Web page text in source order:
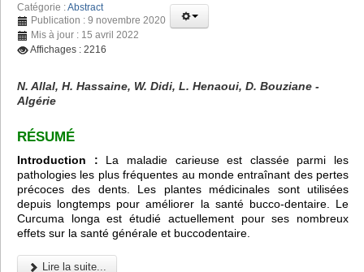
Catégorie :Abstract
Publication : 9 novembre 2020
Mis à jour : 15 avril 2022
Affichages : 2216
N. Allal, H. Hassaine, W. Didi, L. Henaoui, D. Bouziane -
Algérie
RÉSUMÉ
Introduction : La maladie carieuse est classée parmi les
pathologies les plus fréquentes au monde entraînant des pertes
précoces des dents. Les plantes médicinales sont utilisées
depuis longtemps pour améliorer la santé bucco-dentaire. Le
Curcuma longa est étudié actuellement pour ses nombreux
effets sur la santé générale et buccodentaire.
Lire la suite...